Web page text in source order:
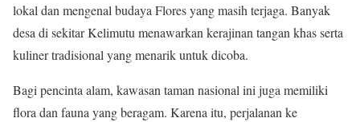
lokal dan mengenal budaya Flores yang masih terjaga. Banyak
desa di sekitar Kelimutu menawarkan kerajinan tangan khas serta
kuliner tradisional yang menarik untuk dicoba.
Bagi pencinta alam, kawasan taman nasional ini juga memiliki
flora dan fauna yang beragam. Karena itu, perjalanan ke